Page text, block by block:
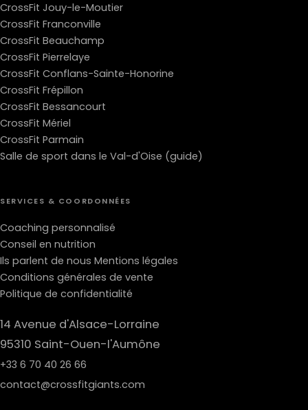
CrossFit Jouy-le-Moutier
CrossFit Franconville
CrossFit Beauchamp
CrossFit Pierrelaye
CrossFit Conflans-Sainte-Honorine
CrossFit Frépillon
CrossFit Bessancourt
CrossFit Mériel
CrossFit Parmain
Salle de sport dans le Val-d'Oise (guide)
SERVICES & COORDONNÉES
Coaching personnalisé
Conseil en nutrition
Ils parlent de nous Mentions légales
Conditions générales de vente
Politique de confidentialité
14 Avenue d'Alsace-Lorraine
95310 Saint-Ouen-l'Aumône
+33 6 70 40 26 66
contact@crossfitgiants.com